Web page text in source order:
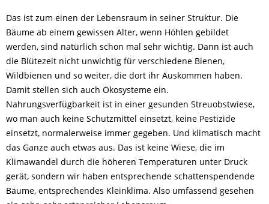
Das ist zum einen der Lebensraum in seiner Struktur. Die
Bäume ab einem gewissen Alter, wenn Höhlen gebildet
werden, sind natürlich schon mal sehr wichtig. Dann ist auch
die Blütezeit nicht unwichtig für verschiedene Bienen,
Wildbienen und so weiter, die dort ihr Auskommen haben.
Damit stellen sich auch Ökosysteme ein.
Nahrungsverfügbarkeit ist in einer gesunden Streuobstwiese,
wo man auch keine Schutzmittel einsetzt, keine Pestizide
einsetzt, normalerweise immer gegeben. Und klimatisch macht
das Ganze auch etwas aus. Das ist keine Wiese, die im
Klimawandel durch die höheren Temperaturen unter Druck
gerät, sondern wir haben entsprechende schattenspendende
Bäume, entsprechendes Kleinklima. Also umfassend gesehen